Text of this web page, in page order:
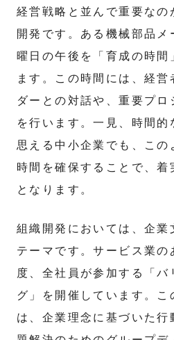
経営戦略と並んで重要なの
開発です。ある機械部品メ
曜日の午後を「育成の時間
ます。この時間には、経営
ダーとの対話や、重要プロ
を行います。一見、時間的
思える中小企業でも、この
時間を確保することで、着
となります。
組織開発においては、企業
テーマです。サービス業の
度、全社員が参加する「バ
グ」を開催しています。こ
は、企業理念に基づいた行